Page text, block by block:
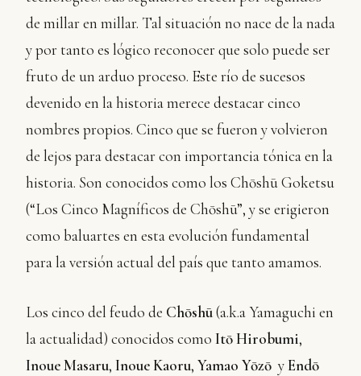
de millar en millar. Tal situación no nace de la nada
y por tanto es lógico reconocer que solo puede ser
fruto de un arduo proceso. Este río de sucesos
devenido en la historia merece destacar cinco
nombres propios. Cinco que se fueron y volvieron
de lejos para destacar con importancia tónica en la
historia. Son conocidos como los Chōshū Goketsu
(“Los Cinco Magníficos de Chōshū”, y se erigieron
como baluartes en esta evolución fundamental
para la versión actual del país que tanto amamos.
Los cinco del feudo de Chōshū(a.k.a Yamaguchi en
la actualidad) conocidos como Itō Hirobumi,
Inoue Masaru, Inoue Kaoru, Yamao Yōzō yEndō